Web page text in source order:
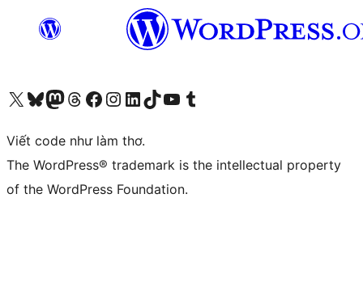
Truy cập tài khoản X (trước đây là Twitter) của chúng tôiVisit our Bluesky account
Visit our Mastodon account
Visit our Threads account
Xem trang Facebook của chúng tôiTruy cập tài khoản Instagram của chúng tôiTruy cập tài khoản LinkedIn của chúng tôiVisit our TikTok account
Truy cập kênh YouTube của chúng tôi Visit our Tumblr account
Viết code như làm thơ.
The WordPress® trademark is the intellectual property
of the WordPress Foundation.